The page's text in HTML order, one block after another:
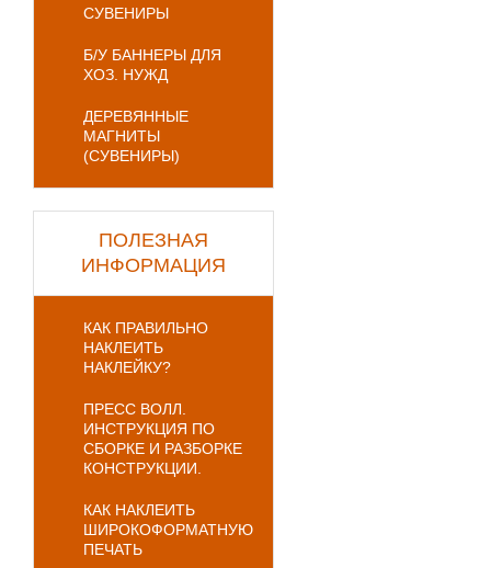
СУВЕНИРЫ
Б/У БАННЕРЫ ДЛЯ
ХОЗ. НУЖД
ДЕРЕВЯННЫЕ
МАГНИТЫ
(СУВЕНИРЫ)
ПОЛЕЗНАЯ
ИНФОРМАЦИЯ
КАК ПРАВИЛЬНО
НАКЛЕИТЬ
НАКЛЕЙКУ?
ПРЕСС ВОЛЛ.
ИНСТРУКЦИЯ ПО
СБОРКЕ И РАЗБОРКЕ
КОНСТРУКЦИИ.
КАК НАКЛЕИТЬ
ШИРОКОФОРМАТНУЮ
ПЕЧАТЬ